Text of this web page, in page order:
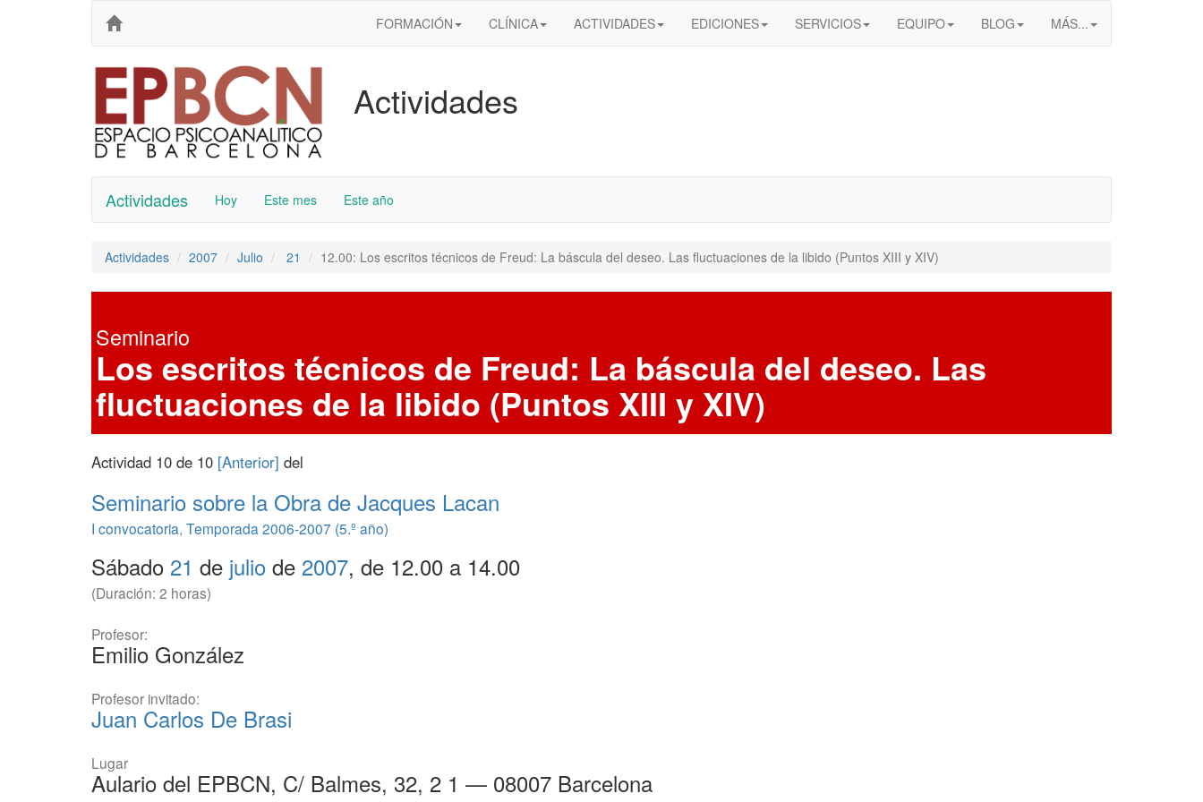
FORMACIÓN CLÍNICA ACTIVIDADES EDICIONES SERVICIOS EQUIPO BLOG MÁS...
Actividades
Actividades Hoy Este mes Este año
Actividades 2007 Julio 21 12.00: Los escritos técnicos de Freud: La báscula del deseo. Las fluctuaciones de la libido (Puntos XIII y XIV)
Seminario
Los escritos técnicos de Freud: La báscula del deseo. Las
fluctuaciones de la libido (Puntos XIII y XIV)
Actividad 10 de 10 [Anterior] del
Seminario sobre la Obra de Jacques Lacan
I convocatoria, Temporada 2006-2007 (5.º año)
Sábado 21 de julio de 2007, de 12.00 a 14.00
(Duración: 2 horas)
Profesor:
Emilio González
Profesor invitado:
Juan Carlos De Brasi
Lugar
Aulario del EPBCN, C/ Balmes, 32, 2 1 — 08007 Barcelona